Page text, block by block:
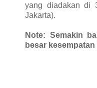
yang diadakan di
Jakarta).
Note: Semakin
besar